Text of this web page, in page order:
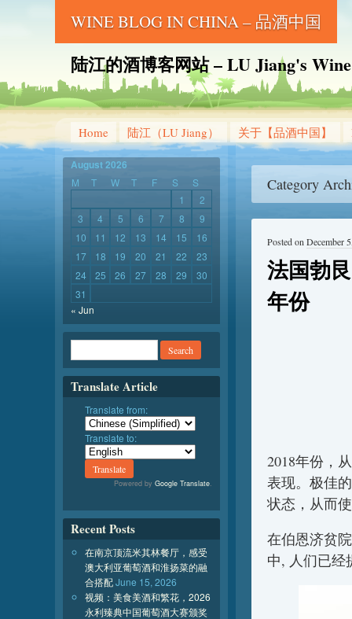
WINE BLOG IN CHINA – 品酒中国
陆江的酒博客网站 – LU Jiang's
Home 陆江（LU Jiang） 关于【品酒中国】
Category
法国勃
年份
Posted on December
2018年份，
表现。极佳
状态，从而
在伯恩济贫
中, 人们已经
August 2026
M T W T F S
S
1
2
3
4 5 6 7 8
9
10
11 12 13 14 15
16
17
18 19 20 21 22
23
24
25 26 27 28 29
30
31
« Jun
Translate Article
Translate from:
Translate to:
Powered by Google Translate.
Recent Posts
在南京顶流米其林餐厅，感受
澳大利亚葡萄酒和淮扬菜的融
合搭配June 15, 2026
视频：美食美酒和繁花，2026
永利臻典中国葡萄酒大赛颁奖